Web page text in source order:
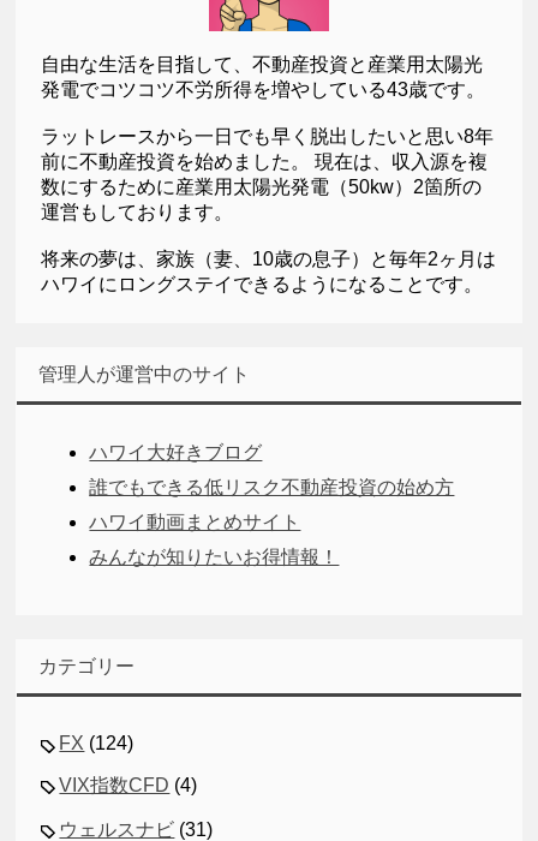
自由な生活を目指して、不動産投資と産業用太陽光
発電でコツコツ不労所得を増やしている43歳です。
ラットレースから一日でも早く脱出したいと思い8年
前に不動産投資を始めました。 現在は、収入源を複
数にするために産業用太陽光発電（50kw）2箇所の
運営もしております。
将来の夢は、家族（妻、10歳の息子）と毎年2ヶ月は
ハワイにロングステイできるようになることです。
管理人が運営中のサイト
ハワイ大好きブログ
誰でもできる低リスク不動産投資の始め方
ハワイ動画まとめサイト
みんなが知りたいお得情報！
カテゴリー
FX (124)
VIX指数CFD (4)
ウェルスナビ (31)